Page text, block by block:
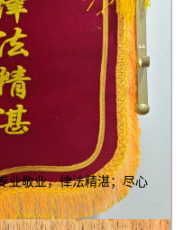
业敬业，律法精湛；尽心